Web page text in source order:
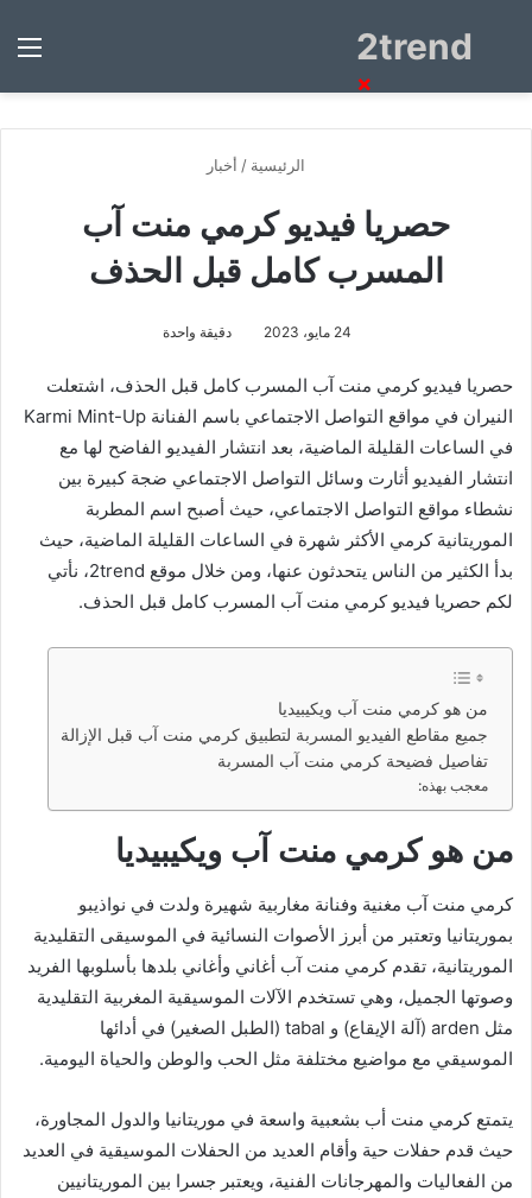
2trendبحث
الرئيسية / أخبار
حصريا فيديو كرمي منت آب
المسرب كامل قبل الحذف
24 مايو، 2023 دقيقة واحدة
حصريا فيديو كرمي منت آب المسرب كامل قبل الحذف، اشتعلت
النيران في مواقع التواصل الاجتماعي باسم الفنانة Karmi Mint-Up
في الساعات القليلة الماضية، بعد انتشار الفيديو الفاضح لها مع
انتشار الفيديو أثارت وسائل التواصل الاجتماعي ضجة كبيرة بين
نشطاء مواقع التواصل الاجتماعي، حيث أصبح اسم المطربة
الموريتانية كرمي الأكثر شهرة في الساعات القليلة الماضية، حيث
بدأ الكثير من الناس يتحدثون عنها، ومن خلال موقع 2trend، نأتي
لكم حصريا فيديو كرمي منت آب المسرب كامل قبل الحذف.
من هو كرمي منت آب ويكيبيديا
جميع مقاطع الفيديو المسربة لتطبيق كرمي منت آب قبل الإزالة
تفاصيل فضيحة كرمي منت آب المسربة
معجب بهذه:
من هو كرمي منت آب ويكيبيديا
كرمي منت آب مغنية وفنانة مغاربية شهيرة ولدت في نواذيبو
بموريتانيا وتعتبر من أبرز الأصوات النسائية في الموسيقى التقليدية
الموريتانية، تقدم كرمي منت آب أغاني وأغاني بلدها بأسلوبها الفريد
وصوتها الجميل، وهي تستخدم الآلات الموسيقية المغربية التقليدية
مثل arden (آلة الإيقاع) و tabal (الطبل الصغير) في أدائها
الموسيقي مع مواضيع مختلفة مثل الحب والوطن والحياة اليومية.
يتمتع كرمي منت أب بشعبية واسعة في موريتانيا والدول المجاورة،
حيث قدم حفلات حية وأقام العديد من الحفلات الموسيقية في العديد
من الفعاليات والمهرجانات الفنية، ويعتبر جسرا بين الموريتانيين
×